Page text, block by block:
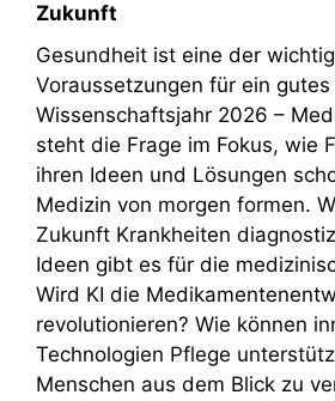
Zukunft
Gesundheit ist eine der
Voraussetzungen für ein gutes
Wissenschaftsjahr 2026 –
steht die Frage im Fokus, wie
ihren Ideen und Lösungen
Medizin von morgen formen.
Zukunft Krankheiten
Ideen gibt es für die
Wird KI die
revolutionieren? Wie können
Technologien Pflege
Menschen aus dem Blick zu